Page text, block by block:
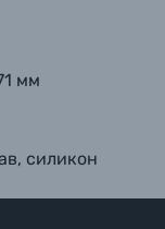
мм
силикон